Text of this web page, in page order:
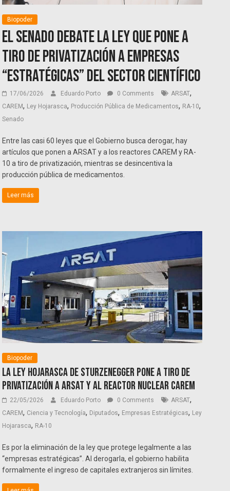
Biopoder
El Senado debate la ley que pone a
tiro de privatización a empresas
“estratégicas” del sector científico
17/06/2026 Eduardo Porto 0 Comments ARSAT,
CAREM, Ley Hojarasca, Producción Pública de Medicamentos, RA-10,
Senado
Entre las casi 60 leyes que el Gobierno busca derogar, hay
artículos que ponen a ARSAT y a los reactores CAREM y RA-
10 a tiro de privatización, mientras se desincentiva la
producción pública de medicamentos.
Leer más
Biopoder
La Ley Hojarasca de Sturzenegger pone a tiro de
privatización a Arsat y al reactor nuclear CAREM
22/05/2026 Eduardo Porto 0 Comments ARSAT,
CAREM, Ciencia y Tecnología, Diputados, Empresas Estratégicas, Ley
Hojarasca, RA-10
Es por la eliminación de la ley que protege legalmente a las
“empresas estratégicas”. Al derogarla, el gobierno habilita
formalmente el ingreso de capitales extranjeros sin límites.